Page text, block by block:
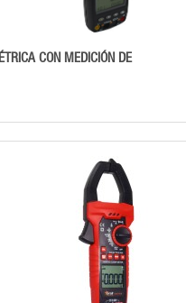
CON MEDICIÓN DE